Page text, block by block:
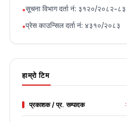
•सूचना विभाग दर्ता नं: ३१२०/२०८२-८३
•प्रेस काउन्सिल दर्ता नं: ४३१०/२०८३
हाम्रो टिम
प्रकाशक / प्र. सम्पादक :